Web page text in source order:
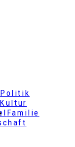
Politik
Kultur
Familie